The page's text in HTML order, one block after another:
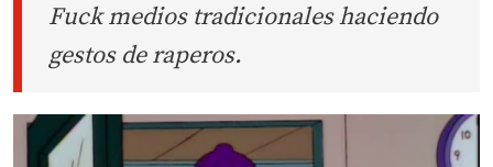
Fuck medios tradicionales haciendo
gestos de raperos.